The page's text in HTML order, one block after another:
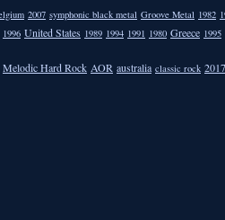
2007 symphonic black metal Groove Metal 1982
1996 United States 1989 1994 1991 1980 Greece 1995
Melodic Hard Rock AOR australia classic rock 2017